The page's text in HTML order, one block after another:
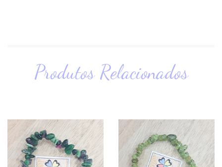
Produtos Relacionados